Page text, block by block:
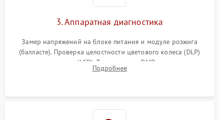
3. Аппаратная диагностика
Замер напряжений на блоке питания и модуле розжига
(балласте). Проверка целостности цветового колеса (DLP)
или поляризаторов (LCD). Тестирование DMD-чипа, датчиков
температуры и оптопар с помощью мультиметра и
Подробнее